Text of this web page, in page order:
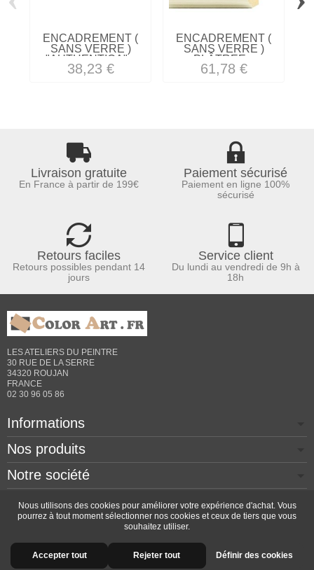
ENCADREMENT (
SANS VERRE )
"AUTHENTICA"...
38,23 €
ENCADREMENT (
SANS VERRE )
PLÂTREE...
61,78 €
Livraison gratuite
En France à partir de 199€
Paiement sécurisé
Paiement en ligne 100%
sécurisé
Retours faciles
Retours possibles pendant 14
jours
Service client
Du lundi au vendredi de 9h à
18h
LES ATELIERS DU PEINTRE
30 RUE DE LA SERRE
34320 ROUJAN
FRANCE
02 30 96 05 86
Informations
Nos produits
Notre société
Contactez-nous
Copyright © 2026 - Design by Prestacrea
- Ecommerce
software byPrestaShop™
Nous utilisons des cookies pour améliorer votre expérience d'achat. Vous
pourrez à tout moment sélectionner nos cookies et ceux de tiers que vous
souhaitez utiliser.
Accepter tout Rejeter tout Définir des cookies